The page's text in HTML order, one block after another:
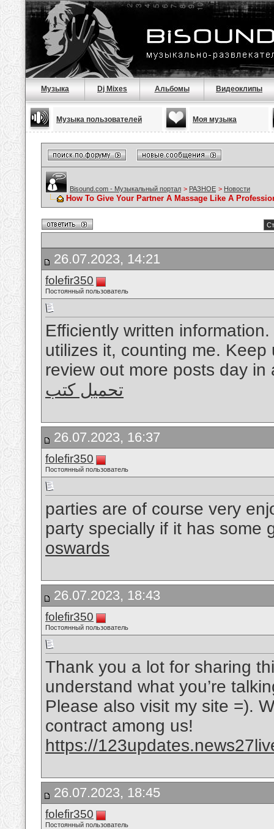
Музыка Dj Mixes Альбомы Видеоклипы
Музыка пользователей Моя музыка
Bisound.com - Музыкальный портал > РАЗНОЕ > Новости
How To Give Your Partner A Massage Like A
26.07.2023, 14:21
folefir350
Постоянный пользователь
Efficiently written
utilizes it, counting me.
review out more posts day in
تحميل كتب
26.07.2023, 16:37
folefir350
Постоянный пользователь
parties are of course very
party specially if it has some
oswards
26.07.2023, 18:43
folefir350
Постоянный пользователь
Thank you a lot for sharing
understand what you’re
Please also visit my site =).
contract among us!
https://
26.07.2023, 18:45
folefir350
Постоянный пользователь